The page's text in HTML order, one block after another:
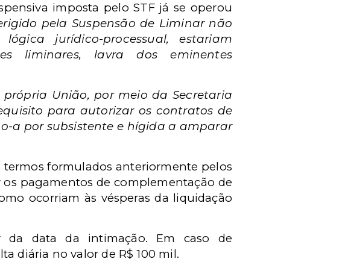
imposta pelo STF já se operou
pela Suspensão de Liminar não
jurídico-processual, estariam
liminares, lavra dos eminentes
União, por meio da Secretaria
para autorizar os contratos de
a por subsistente e hígida a amparar
formulados anteriormente pelos
pagamentos de complementação de
ocorriam às vésperas da liquidação
data da intimação. Em caso de
diária no valor de R$ 100 mil.